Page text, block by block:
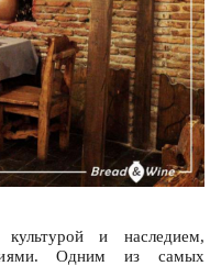
и наследием,
Одним из самых